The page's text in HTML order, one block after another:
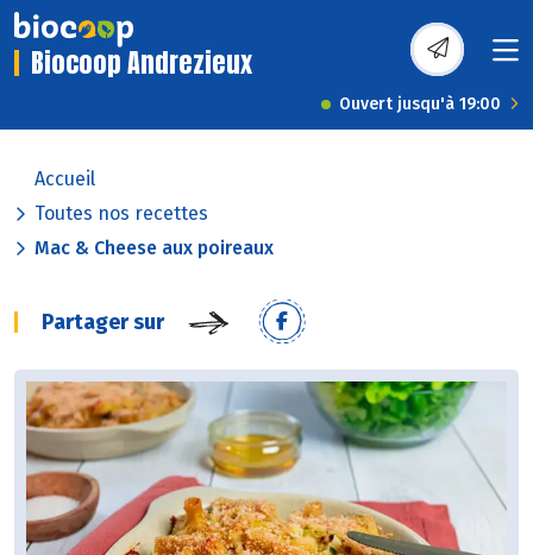
Biocoop Andrezieux
Ouvert jusqu'à 19:00
Accueil
Toutes nos recettes
Mac & Cheese aux poireaux
Partager sur